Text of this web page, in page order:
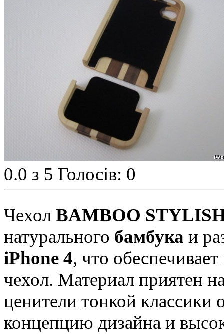
0.0 з 5 Голосів: 0
Чехол BAMBOO
натурального бамбука и
iPhone 4, что
чехол. Материал приятен
ценители тонкой классики
концепцию дизайна и